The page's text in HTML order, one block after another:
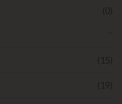
(0)
(15)
(19)